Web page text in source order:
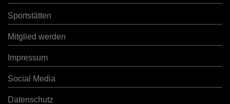
Sportstätten
Mitglied werden
Impressum
Social Media
Datenschutz